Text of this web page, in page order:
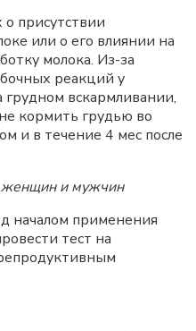
присутствии
или о его влиянии на
молока. Из-за
реакций у
вскармливании,
кормить грудью во
и в течение 4 мес после
женщин и мужчин
началом применения
тест на